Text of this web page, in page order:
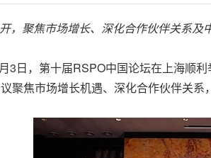
，聚焦市场增长、 深化合作伙伴关系及
3日，第十届RSPO中国论坛在上海顺
聚焦市场增长机遇、深化合作伙伴关系